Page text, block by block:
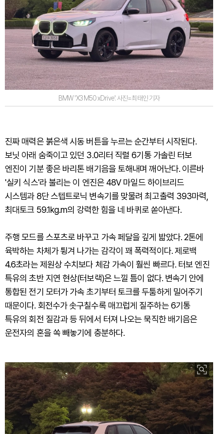
BMW 'X3 M50 xDrive'. 사진=최태인 기자
진짜 매력은 붉은색 시동 버튼을 누르는 순간부터 시작된다.
보닛 아래 숨죽이고 있던 3.0리터 직렬 6기통 가솔린 터보
엔진이 기분 좋은 바리톤 배기음을 토해내며 깨어난다. 이른바
'실키 식스'라 불리는 이 엔진은 48V 마일드 하이브리드
시스템과 8단 스텝트로닉 변속기를 맞물려 최고출력 393마력,
최대토크 59.1kg.m의 강력한 힘을 네 바퀴로 쏟아낸다.
주행 모드를 스포츠로 바꾸고 가속 페달을 깊게 밟았다. 2톤에
육박하는 차체가 튕겨 나가는 감각이 꽤 폭력적이다. 제로백
4.6초라는 제원상 수치보다 체감 가속이 훨씬 빠르다. 터보 엔진
특유의 초반 지연 현상(터보랙)은 느낄 틈이 없다. 변속기 안에
통합된 전기 모터가 가속 초기부터 토크를 두툼하게 밀어주기
때문이다. 회전수가 솟구칠수록 매끄럽게 질주하는 6기통
특유의 회전 질감과 등 뒤에서 터져 나오는 묵직한 배기음은
운전자의 혼을 쏙 빼놓기에 충분하다.